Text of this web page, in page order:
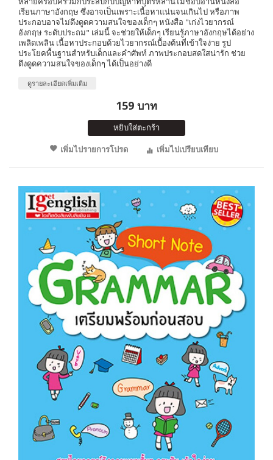
เรียนภาษาอังกฤษ ซึ่งอาจเป็นเพราะเนื้อหาแน่นจนเกินไป หรือภาพ
ประกอบอาจไม่ดึงดูดความสนใจของเด็กๆ หนังสือ "เก่งไวยากรณ์
อังกฤษ ระดับประถม" เล่มนี้ จะช่วยให้เด็กๆ เรียนรู้ภาษาอังกฤษได้อย่าง
เพลิดเพลิน เนื้อหาประกอบด้วยไวยากรณ์เบื้องต้นที่เข้าใจง่าย รูป
ประโยคพื้นฐานสำหรับเด็กและคำศัพท์ ภาพประกอบสดใสน่ารัก ช่วย
ดึงดูดความสนใจของเด็กๆ ได้เป็นอย่างดี
ดูรายละเอียดเพิ่มเติม
159 บาท
หยิบใส่ตะกร้า
เพิ่มไปรายการโปรด
เพิ่มไปเปรียบเทียบ